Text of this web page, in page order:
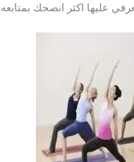
عليها اكثر انصحك بمتابعه